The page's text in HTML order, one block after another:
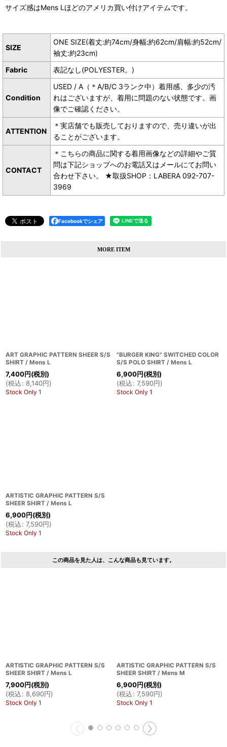
サイズ感はMens Lほどのアメリカ買い付けアイテムです。
SIZE
ONE SIZE(着丈:約74cm/身幅:約62cm/肩幅:約52cm/
袖丈:約23cm)
Fabric
表記なし(POLYESTER。)
Condition
USED / A（＊A/B/C 3ランク中）着用感、多少の汚
れはございますが、着用に問題のない状態です。画
像でご確認ください。
ATTENTION
＊実店舗でも販売しておりますので、売り違いが出
ることがございます。
CONTACT
＊こちらの商品に関する着用画像などの詳細やご質
問は下記ショップへのお電話又はメールにてお問い
合わせ下さい。 ★取扱SHOP：LABERA 092-707-
3969
Facebookでシェア
MORE ITEM
ART GRAPHIC PATTERN SHEER S/S
SHIRT / Mens L
7,400円(税別)
(税込: 8,140円)
Stock Only 1
"BURGER KING" SWITCHED COLOR
S/S POLO SHIRT / Mens L
6,900円(税別)
(税込: 7,590円)
Stock Only 1
ARTISTIC GRAPHIC PATTERN S/S
SHEER SHIRT / Mens L
6,900円(税別)
(税込: 7,590円)
Stock Only 1
この商品を見た人は、こんな商品も見ています。
ARTISTIC GRAPHIC PATTERN S/S
SHEER SHIRT / Mens L
7,900円(税別)
(税込: 8,690円)
Stock Only 1
ARTISTIC GRAPHIC PATTERN S/S
SHEER SHIRT / Mens M
6,900円(税別)
(税込: 7,590円)
Stock Only 1